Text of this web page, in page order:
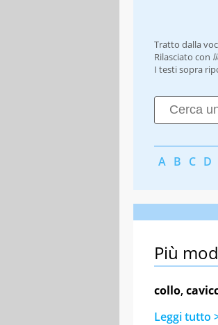
Tratto dalla
Rilasciato con
I testi sopra
A B C D
Più
collo,
Leggi tutto